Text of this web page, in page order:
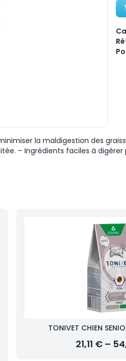
la maldigestion des
– Ingrédients faciles à digérer
TONIVET CHIEN
21,11 € –